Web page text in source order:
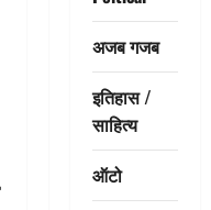
अजब गजब
इतिहास /
साहित्य
ऑटो